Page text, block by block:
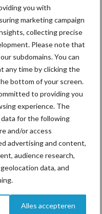
you with
marketing campaign
collecting precise
Please note that
subdomains. You can
any time by clicking the
bottom of your screen.
to providing you
experience. The
for the following
and/or access
advertising and content,
audience research,
data, and
Alles accepteren
volume en
groeien in
Fokkerij
Hittestress